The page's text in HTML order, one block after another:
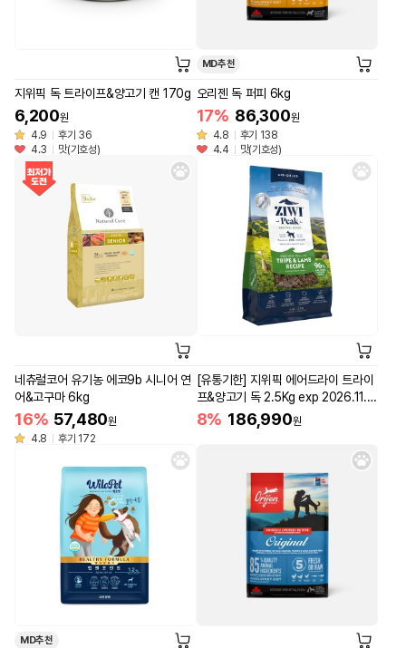
지위픽 독 트라이프&양고기 캔 170g
6,200원
4.9
후기 36
4.3
맛(기호성)
MD추천
오리젠 독 퍼피 6kg
17% 86,300원
4.8
후기 138
4.4
맛(기호성)
네츄럴코어 유기농 에코9b 시니어 연
어&고구마 6kg
16% 57,480원
4.8
후기 172
[유통기한] 지위픽 에어드라이 트라이
프&양고기 독 2.5Kg exp 2026.11.1
2
8% 186,990원
MD추천